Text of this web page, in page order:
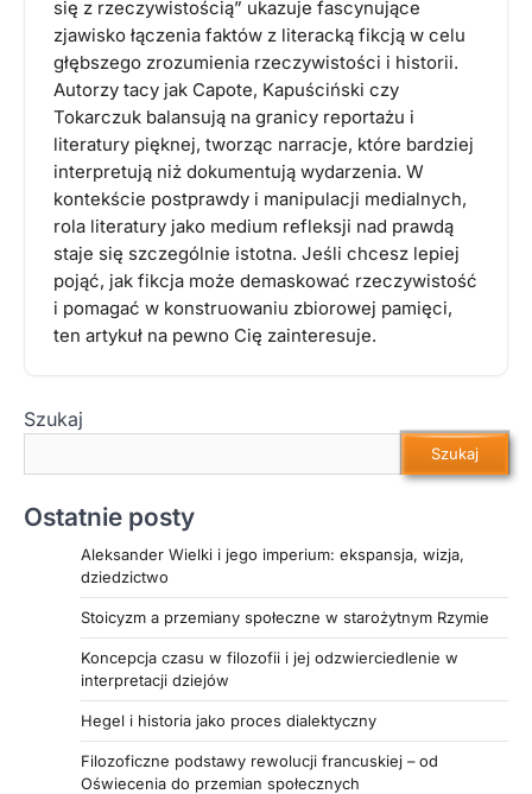
się z rzeczywistością” ukazuje fascynujące
zjawisko łączenia faktów z literacką fikcją w celu
głębszego zrozumienia rzeczywistości i historii.
Autorzy tacy jak Capote, Kapuściński czy
Tokarczuk balansują na granicy reportażu i
literatury pięknej, tworząc narracje, które bardziej
interpretują niż dokumentują wydarzenia. W
kontekście postprawdy i manipulacji medialnych,
rola literatury jako medium refleksji nad prawdą
staje się szczególnie istotna. Jeśli chcesz lepiej
pojąć, jak fikcja może demaskować rzeczywistość
i pomagać w konstruowaniu zbiorowej pamięci,
ten artykuł na pewno Cię zainteresuje.
Szukaj
Szukaj
Ostatnie posty
Aleksander Wielki i jego imperium: ekspansja, wizja,
dziedzictwo
Stoicyzm a przemiany społeczne w starożytnym Rzymie
Koncepcja czasu w filozofii i jej odzwierciedlenie w
interpretacji dziejów
Hegel i historia jako proces dialektyczny
Filozoficzne podstawy rewolucji francuskiej – od
Oświecenia do przemian społecznych